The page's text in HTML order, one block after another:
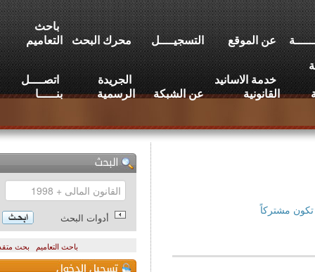
عن الموقع التسجيــــل محرك البحث
باحث
التعاميم
خدمة الاسانيد
القانونية
عن الشبكة
الجريدة
الرسمية
اتصــــل
بنـــــا
أدوات البحث
باحث التعاميم بحث متقدم